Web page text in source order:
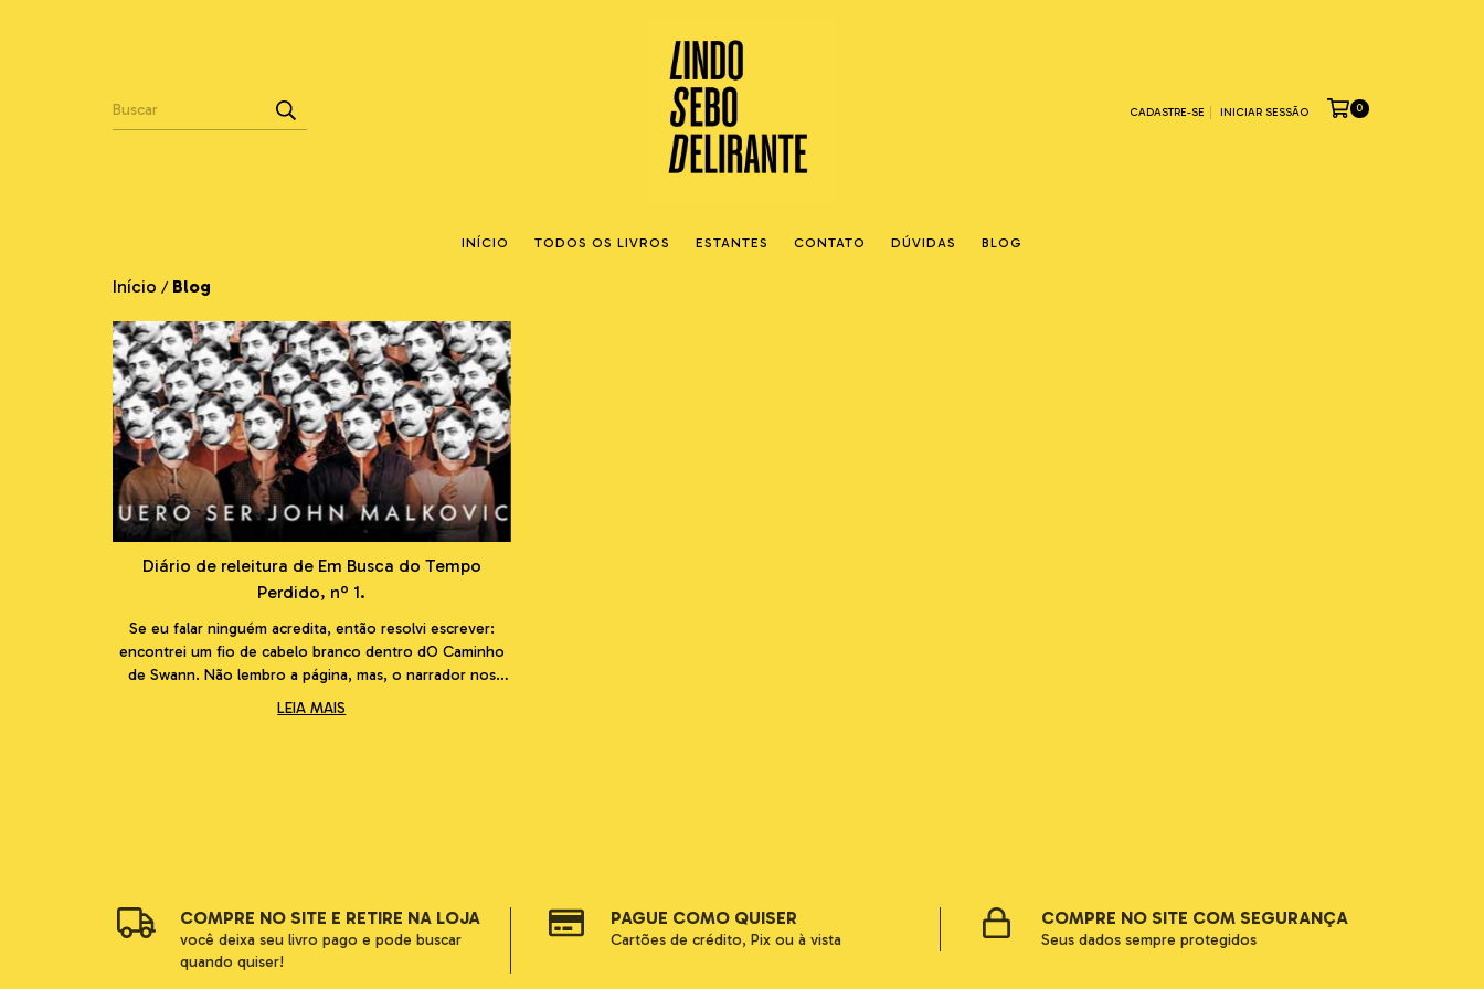
CADASTRE-SE INICIAR SESSÃO 0
INÍCIO TODOS OS LIVROS ESTANTES CONTATO DÚVIDAS BLOG
Início / Blog
Diário de releitura de Em Busca do Tempo
Perdido, nº 1.
Se eu falar ninguém acredita, então resolvi escrever:
encontrei um fio de cabelo branco dentro dO Caminho
de Swann. Não lembro a página, mas, o narrador nos
comenta, como toda memória é também uma destruição
e uma construção, invento e me lembro: pág
LEIA MAIS
COMPRE NO SITE E RETIRE NA LOJA
você deixa seu livro pago e pode buscar
quando quiser!
PAGUE COMO QUISER
Cartões de crédito, Pix ou à vista
COMPRE NO SITE COM SEGURANÇA
Seus dados sempre protegidos